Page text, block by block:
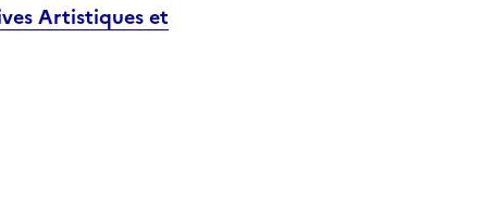
Artistiques et